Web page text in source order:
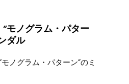
モノグラム・パター
ダル